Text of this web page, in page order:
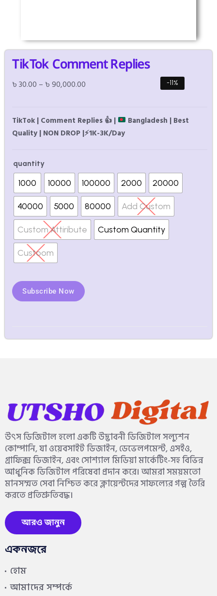
TikTok Comment Replies
৳30.00 –৳90,000.00 -11%
TikTok | Comment Replies 👍 |
Bangladesh | Best
Quality | NON DROP |⚡1K-3K/Day
quantity
1000 10000 100000 2000 20000
40000 5000 80000 Add Custom
Custom Attiribute Custom Quantity
Custoom
Subscribe Now
উৎস ডিজিটাল হলো একটি উদ্ভাবনী ডিজিটাল সল্যুশন
কোম্পানি, যা ওয়েবসাইট ডিজাইন, ডেভেলপমেন্ট, এসইও,
গ্রাফিক্স ডিজাইন, এবং সোশ্যাল মিডিয়া মার্কেটিং-সহ বিভিন্ন
আধুনিক ডিজিটাল পরিষেবা প্রদান করে। আমরা সময়মতো
মানসম্মত সেবা নিশ্চিত করে ক্লায়েন্টদের সাফল্যের গল্প তৈরি
করতে প্রতিশ্রুতিবদ্ধ।
আরও জানুন
একনজরে
হোম
আমাদের সম্পর্কে